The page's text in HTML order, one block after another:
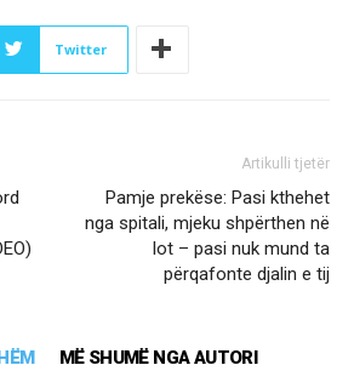
Twitter
Artikulli tjetër
Pamje prekëse: Pasi kthehet
nga spitali, mjeku shpërthen në
lot – pasi nuk mund ta
përqafonte djalin e tij
MË SHUMË NGA AUTORI